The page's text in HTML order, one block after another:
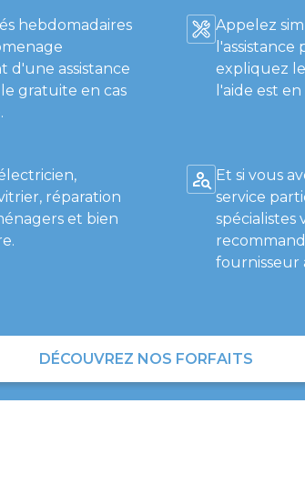
hebdomadaires
d'une assistance
gratuite en cas
Appelez
l'assistance
expliquez
l'aide est
réparation
et bien
Et si vous
service
spécialistes
fournisseur
DÉCOUVREZ NOS FORFAITS